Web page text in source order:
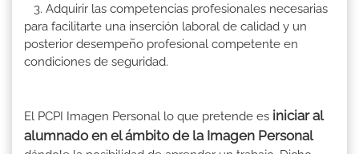
3. Adquirir las competencias profesionales necesarias
para facilitarte una inserción laboral de calidad y un
posterior desempeño profesional competente en
condiciones de seguridad.
El PCPI Imagen Personal lo que pretende es iniciar al
alumnado en el ámbito de la Imagen Personal